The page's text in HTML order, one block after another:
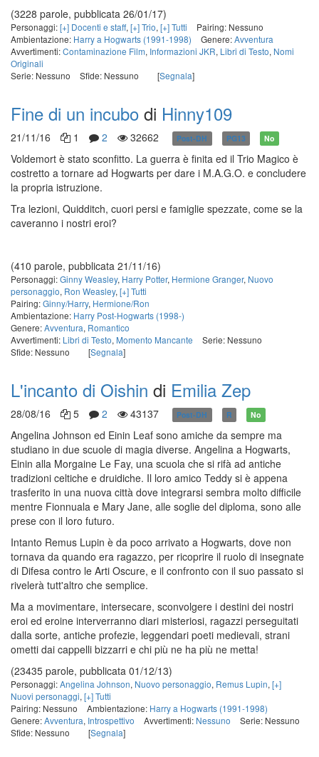
(3228 parole, pubblicata 26/01/17)
Personaggi:[+] Docenti e staff, [+] Trio, [+] Tutti
Pairing: Nessuno
Ambientazione: Harry a Hogwarts (1991-1998) Genere:Avventura
Avvertimenti:Contaminazione Film, Informazioni JKR, Libri di Testo, Nomi
Originali
Serie: Nessuno
Sfide: Nessuno [Segnala]
Fine di un incubo di Hinny109
21/11/16 1 2 32662 Post-DH PG13 No
Voldemort è stato sconfitto. La guerra è finita ed il Trio Magico è
costretto a tornare ad Hogwarts per dare i M.A.G.O. e concludere
la propria istruzione.
Tra lezioni, Quidditch, cuori persi e famiglie spezzate, come se la
caveranno i nostri eroi?
(410 parole, pubblicata 21/11/16)
Personaggi:Ginny Weasley, Harry Potter, Hermione Granger, Nuovo
personaggio, Ron Weasley, [+] Tutti
Pairing:Ginny/Harry, Hermione/Ron
Ambientazione: Harry Post-Hogwarts (1998-)
Genere:Avventura, Romantico
Avvertimenti: Libri di Testo, Momento Mancante
Serie: Nessuno
Sfide: Nessuno
[Segnala]
L'incanto di Oishin di Emilia Zep
28/08/16 5 2 43137 Post-DH R No
Angelina Johnson ed Einin Leaf sono amiche da sempre ma
studiano in due scuole di magia diverse. Angelina a Hogwarts,
Einin alla Morgaine Le Fay, una scuola che si rifà ad antiche
tradizioni celtiche e druidiche. Il loro amico Teddy si è appena
trasferito in una nuova città dove integrarsi sembra molto difficile
mentre Fionnuala e Mary Jane, alle soglie del diploma, sono alle
prese con il loro futuro.
Intanto Remus Lupin è da poco arrivato a Hogwarts, dove non
tornava da quando era ragazzo, per ricoprire il ruolo di insegnate
di Difesa contro le Arti Oscure, e il confronto con il suo passato si
rivelerà tutt'altro che semplice.
Ma a movimentare, intersecare, sconvolgere i destini dei nostri
eroi ed eroine interverranno diari misteriosi, ragazzi perseguitati
dalla sorte, antiche profezie, leggendari poeti medievali, strani
ometti dai cappelli bizzarri e chi più ne ha più ne metta!
(23435 parole, pubblicata 01/12/13)
Personaggi:Angelina Johnson, Nuovo personaggio, Remus Lupin, [+]
Nuovi personaggi, [+] Tutti
Pairing: Nessuno
Ambientazione: Harry a Hogwarts (1991-1998)
Genere:Avventura, Introspettivo Avvertimenti: Nessuno
Serie: Nessuno
Sfide: Nessuno
[Segnala]